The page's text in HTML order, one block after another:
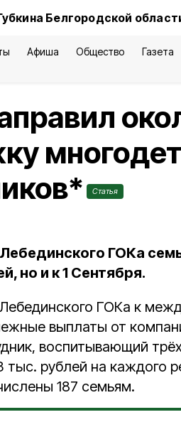
Белгородской
Афиша Общество Газета
Статья
ГОКа
но и к 1 Сентября.
ГОКа к
выплаты от
воспитывающий
рублей на каждого
187 семьям.